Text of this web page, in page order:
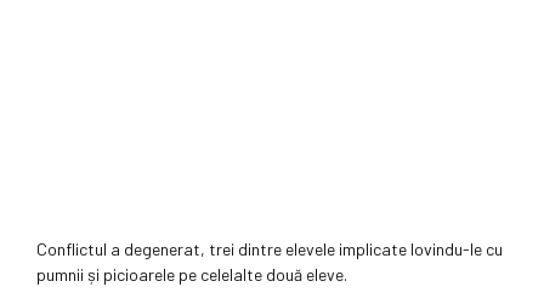
Conflictul a degenerat, trei dintre elevele implicate lovindu-le cu
pumnii și picioarele pe celelalte două eleve.